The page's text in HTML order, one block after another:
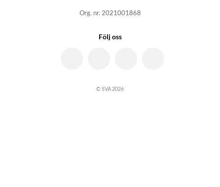
Org. nr. 2021001868
Följ oss
© SVA 2026